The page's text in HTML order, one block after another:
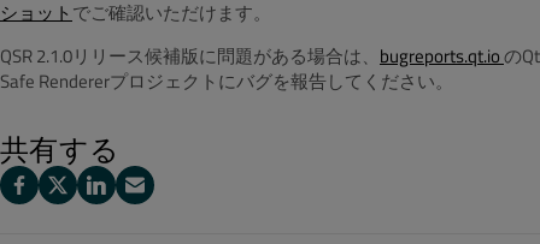
ショット でご確認いただけます。
QSR 2.1.0リリース候補版に問題がある場合は、 bugreports.qt.ioのQt
Safe Rendererプロジェクトにバグを報告してください。
共有する